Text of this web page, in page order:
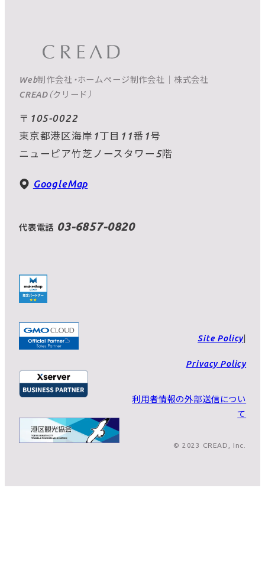
Web制作会社・ホームページ制作会社｜株式会社
CREAD（クリード）
〒105-0022
東京都港区海岸1丁目11番1号
ニューピア竹芝ノースタワー5階
GoogleMap
代表電話 03-6857-0820
Site Policy
Privacy Policy
利用者情報の外部送信につい
て
© 2023 CREAD, Inc.